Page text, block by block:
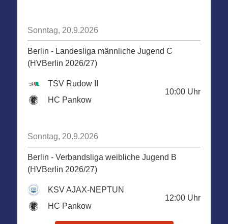
Sonntag, 20.9.2026
Berlin - Landesliga männliche Jugend C
(HVBerlin 2026/27)
TSV Rudow II
HC Pankow
10:00 Uhr
Sonntag, 20.9.2026
Berlin - Verbandsliga weibliche Jugend B
(HVBerlin 2026/27)
KSV AJAX-NEPTUN
HC Pankow
12:00 Uhr